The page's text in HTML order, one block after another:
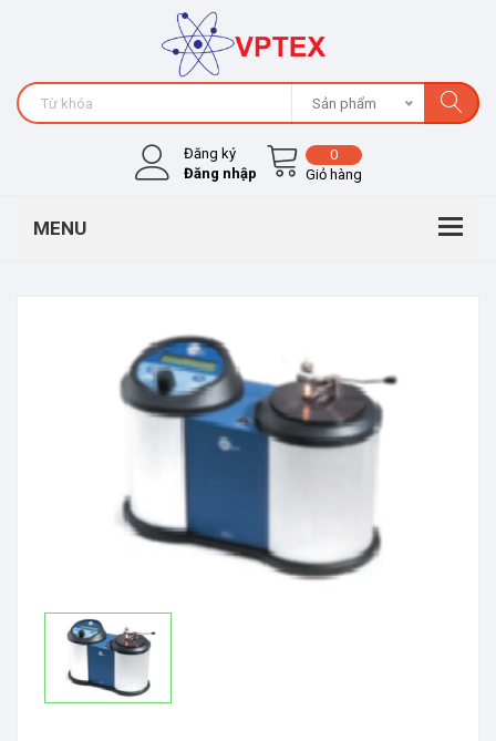
Sản phẩm
Đăng ký
Đăng nhập
0
Giỏ hàng